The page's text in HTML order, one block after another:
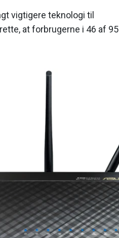
vigtigere teknologi til
at forbrugerne i 46 af 95